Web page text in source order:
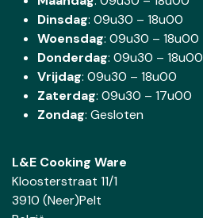
Dinsdag: 09u30 – 18u00
Woensdag: 09u30 – 18u00
Donderdag: 09u30 – 18u00
Vrijdag: 09u30 – 18u00
Zaterdag: 09u30 – 17u00
Zondag: Gesloten
L&E Cooking Ware
Kloosterstraat 11/1
3910 (Neer)Pelt